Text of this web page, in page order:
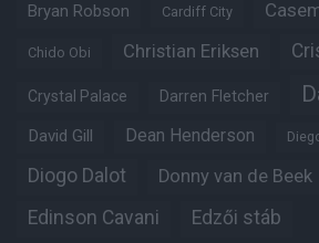
Bryan Robson Cardiff City
Chido Obi Christian Eriksen
Crystal Palace Darren Fletcher
David Gill Dean Henderson
Diogo Dalot Donny van de Beek
Edinson Cavani Edzői stáb